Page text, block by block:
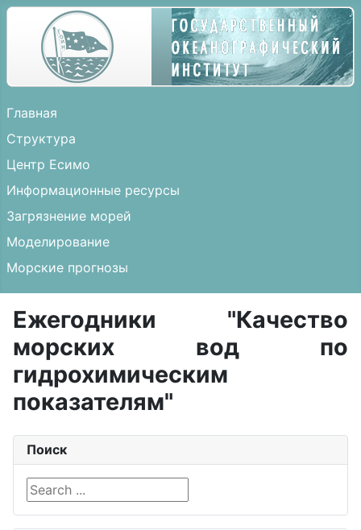
Главная
Структура
Центр Есимо
Информационные ресурсы
Загрязнение морей
Моделирование
Морские прогнозы
Ежегодники "Качество
морских вод по
гидрохимическим
показателям"
Поиск
Search ...